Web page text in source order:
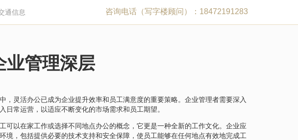
通信息 咨询电话（写字楼顾问）：18472191283
业管理深层
，灵活办公已成为企业提升效率和员工满意度的重要策略。企业管理者需要深入
日常运营，以适应不断变化的市场需求和员工期望。
可以在家工作或选择不同地点办公的概念，它更是一种全新的工作文化。企业应
境，包括提供必要的技术支持和安全保障，使员工能够在任何地点有效地完成工